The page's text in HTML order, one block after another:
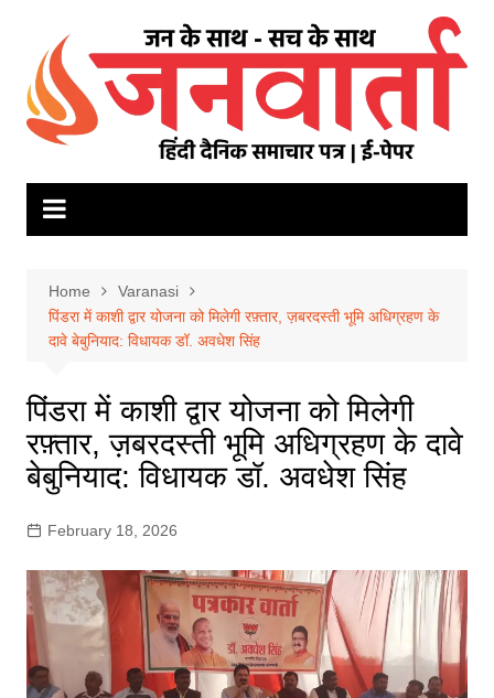
content
Home
Varanasi
पिंडरा में काशी द्वार योजना को मिलेगी रफ़्तार, ज़बरदस्ती भूमि अधिग्रहण के
दावे बेबुनियाद: विधायक डॉ. अवधेश सिंह
पिंडरा में काशी द्वार योजना को मिलेगी
रफ़्तार, ज़बरदस्ती भूमि अधिग्रहण के दावे
बेबुनियाद: विधायक डॉ. अवधेश सिंह
February 18, 2026